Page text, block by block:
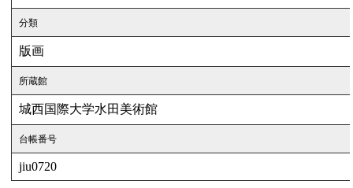
分類
版画
所蔵館
城西国際大学水田美術館
台帳番号
jiu0720